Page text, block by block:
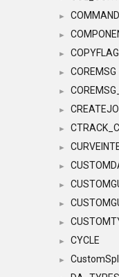
►
►
►
► COREMSG
►
►
►
►
►
►
►
►
► CYCLE
►